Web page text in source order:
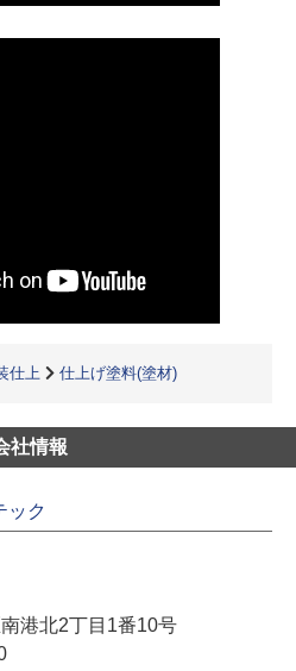
仕上 仕上げ塗料(塗材)
社情報
ック
港北2丁目1番10号